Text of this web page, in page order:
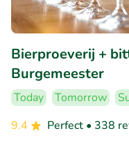
Bierproeverij +
Burgemeester
Today Tomorrow
9.4
Perfect • 338